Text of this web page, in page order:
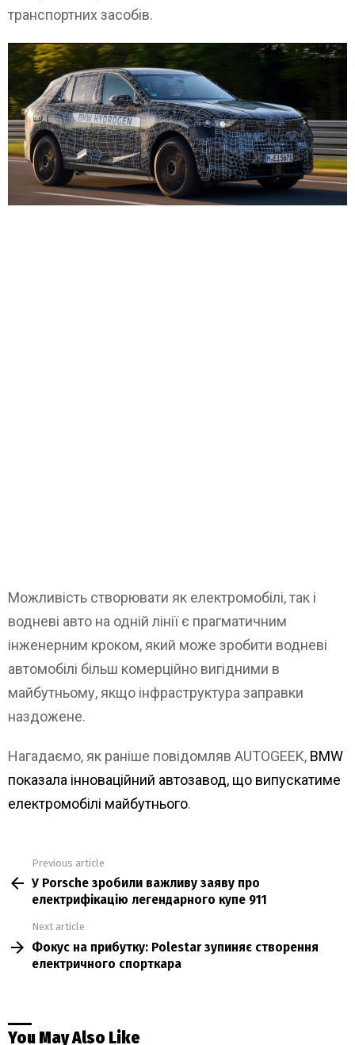
транспортних засобів.
Можливість створювати як електромобілі, так і
водневі авто на одній лінії є прагматичним
інженерним кроком, який може зробити водневі
автомобілі більш комерційно вигідними в
майбутньому, якщо інфраструктура заправки
наздожене.
Нагадаємо, як раніше повідомляв AUTOGEEK, BMW
показала інноваційний автозавод, що випускатиме
електромобілі майбутнього.
more
Previous article
У Porsche зробили важливу заяву про
електрифікацію легендарного купе 911
Next article
Фокус на прибутку: Polestar зупиняє створення
електричного спорткара
You May Also Like